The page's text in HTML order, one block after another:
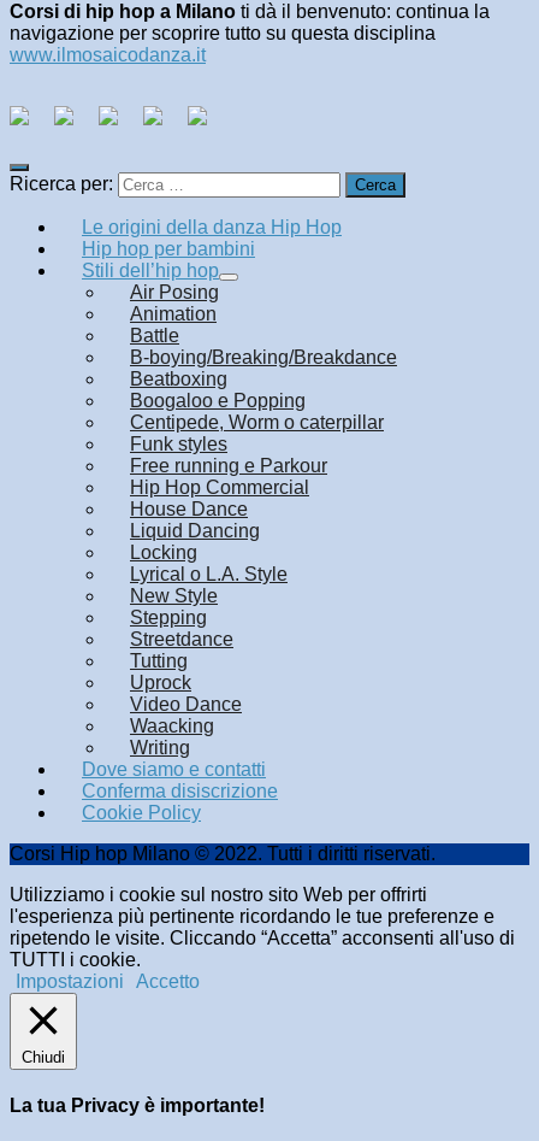
Corsi di hip hop a Milano ti dà il benvenuto: continua la
navigazione per scoprire tutto su questa disciplina
www.ilmosaicodanza.it
Ricerca per:
Le origini della danza Hip Hop
Hip hop per bambini
Stili dell’hip hop
Air Posing
Animation
Battle
B-boying/Breaking/Breakdance
Beatboxing
Boogaloo e Popping
Centipede, Worm o caterpillar
Funk styles
Free running e Parkour
Hip Hop Commercial
House Dance
Liquid Dancing
Locking
Lyrical o L.A. Style
New Style
Stepping
Streetdance
Tutting
Uprock
Video Dance
Waacking
Writing
Dove siamo e contatti
Conferma disiscrizione
Cookie Policy
Corsi Hip hop Milano © 2022. Tutti i diritti riservati.
Utilizziamo i cookie sul nostro sito Web per offrirti
l'esperienza più pertinente ricordando le tue preferenze e
ripetendo le visite. Cliccando “Accetta” acconsenti all'uso di
TUTTI i cookie.
Impostazioni
Accetto
Chiudi
La tua Privacy è importante!